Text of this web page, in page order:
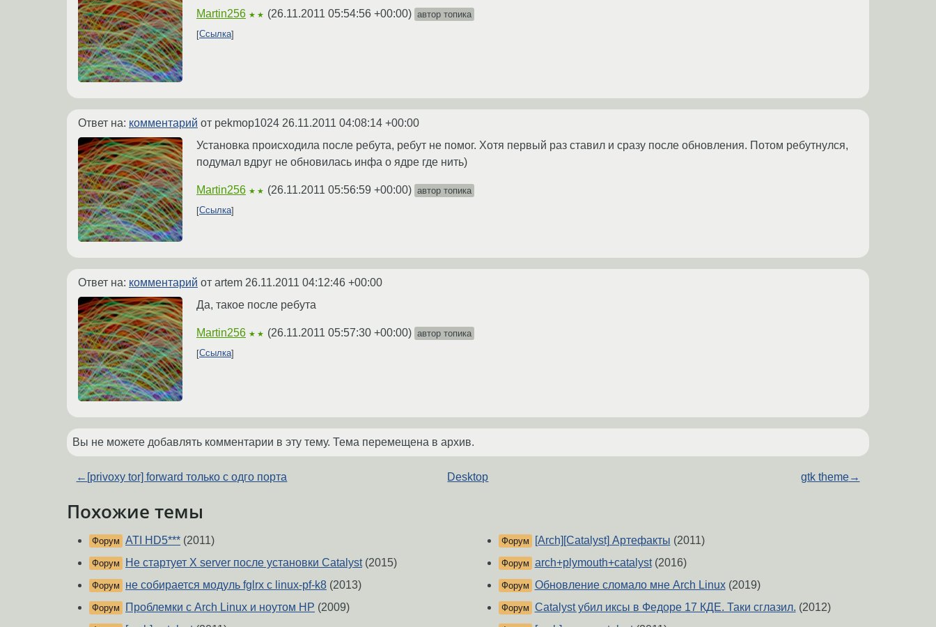
Martin256 ★★ (26.11.2011 05:54:56 +00:00) автор топика
Ссылка
Ответ на: комментарий от pekmop1024 26.11.2011 04:08:14 +00:00
Установка происходила после ребута, ребут не помог. Хотя первый раз ставил и сразу после обновления. Потом ребутнулся,
подумал вдруг не обновилась инфа о ядре где нить)
Martin256 ★★ (26.11.2011 05:56:59 +00:00) автор топика
Ссылка
Ответ на: комментарий от artem 26.11.2011 04:12:46 +00:00
Да, такое после ребута
Martin256 ★★ (26.11.2011 05:57:30 +00:00) автор топика
Ссылка
Вы не можете добавлять комментарии в эту тему. Тема перемещена в архив.
← [privoxy tor] forward только с одго порта Desktop gtk theme→
Похожие темы
Форум ATI HD5*** (2011)
Форум Не стартует X server после установки Catalyst(2015)
Форум не собирается модуль fglrx c linux-pf-k8 (2013)
Форум Проблемки с Arch Linux и ноутом HP (2009)
Форум [Arch][Catalyst] Артефакты (2011)
Форум arch+plymouth+catalyst(2016)
Форум Обновление сломало мне Arch Linux(2019)
Форум Catalyst убил иксы в Федоре 17 КДЕ. Таки сглазил. (2012)